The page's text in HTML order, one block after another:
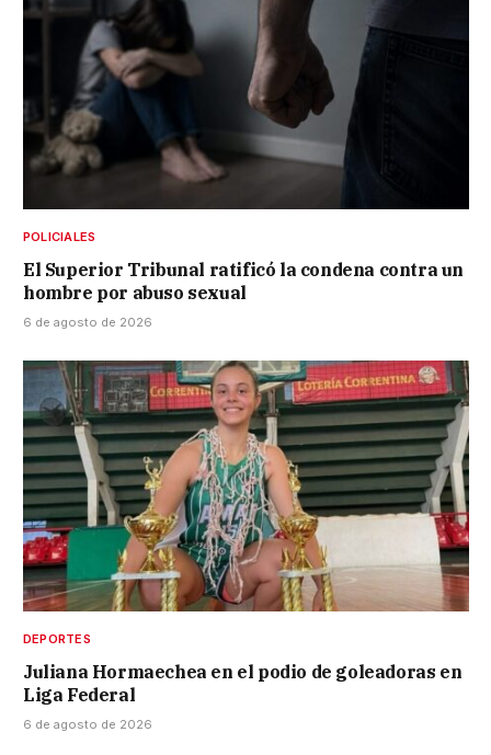
POLICIALES
El Superior Tribunal ratificó la condena contra un
hombre por abuso sexual
6 de agosto de 2026
DEPORTES
Juliana Hormaechea en el podio de goleadoras en
Liga Federal
6 de agosto de 2026